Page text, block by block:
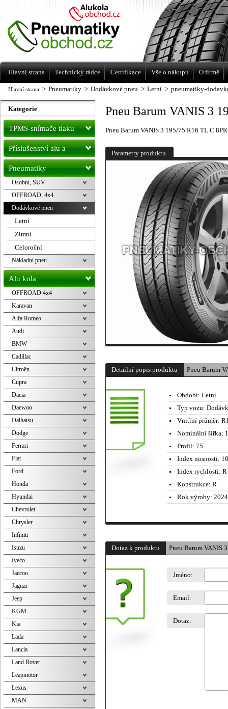
Hlavní strana > Pneumatiky > Dodávkové pneu > Letní > pneumatiky-
Pneu Barum VANIS 3
Pneu Barum VANIS 3 195/75 R16 TL C
Parametry produktu
Detailní popis produktu Pneu Barum
Období: Letní
Typ vozu:
Vnitřní průměr:
Nominální šířka:
Profil: 75
Index nosnosti:
Index rychlosti:
Konstrukce: R
Rok výroby:
Dotaz k produktu Pneu Barum VANIS
Jméno:
Email:
Dotaz:
Kategorie
TPMS-snímače tlaku
Příslušenství alu a
pneu
Pneumatiky
Osobní, SUV
OFFROAD, 4x4
Dodávkové pneu
Letní
Zimní
Celoroční
Nákladní pneu
Alu kola
OFFROAD 4x4
Karavan
Alfa Romeo
Audi
BMW
Cadillac
Citroën
Cupra
Dacia
Daewoo
Daihatsu
Dodge
Ferrari
Fiat
Ford
Honda
Hyundai
Chevrolet
Chrysler
Infiniti
Isuzu
Iveco
Jaecoo
Jaguar
Jeep
KGM
Kia
Lada
Lancia
Land Rover
Leapmotor
Lexus
MAN
Levné pneumatiky letní, zimní, Alu kola
a litá kola Racing Line
Hlavní strana Technický rádce Certifikace Vše o nákupu O firmě